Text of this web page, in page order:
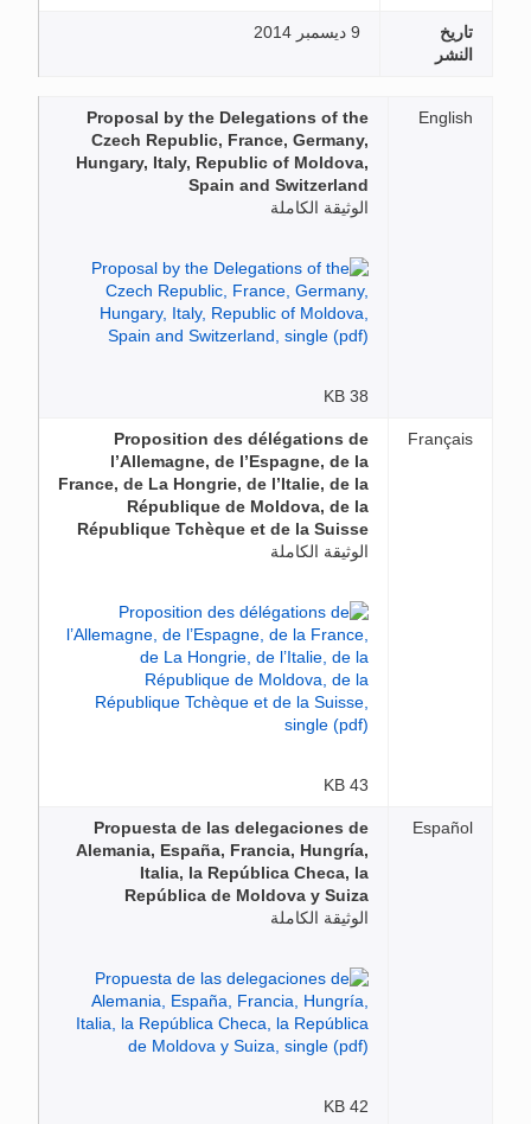
تاريخ
النشر
9 ديسمبر 2014
English
Proposal by the Delegations of the
Czech Republic, France, Germany,
Hungary, Italy, Republic of Moldova,
Spain and Switzerland
الوثيقة الكاملة
38 KB
Français
Proposition des délégations de
l’Allemagne, de l’Espagne, de la
France, de La Hongrie, de l’Italie, de la
République de Moldova, de la
République Tchèque et de la Suisse
الوثيقة الكاملة
43 KB
Español
Propuesta de las delegaciones de
Alemania, España, Francia, Hungría,
Italia, la República Checa, la
República de Moldova y Suiza
الوثيقة الكاملة
42 KB